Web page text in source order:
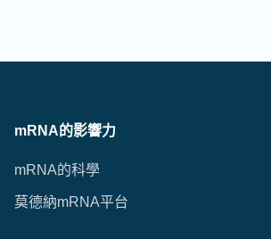
mRNA的影響力
mRNA的科學
莫德納mRNA平台